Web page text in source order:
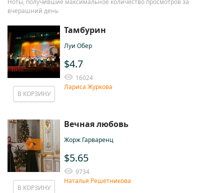
Ноты, получившие максимальное количество просмотров за
вчерашний день
В КОРЗИНУ
Тамбурин
Луи Обер
$4.7
16024
Лариса Журкова
В КОРЗИНУ
Вечная любовь
Жорж Гарваренц
$5.65
9734
Наталья Решетникова